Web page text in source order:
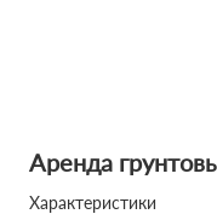
Аренда
Характеристики